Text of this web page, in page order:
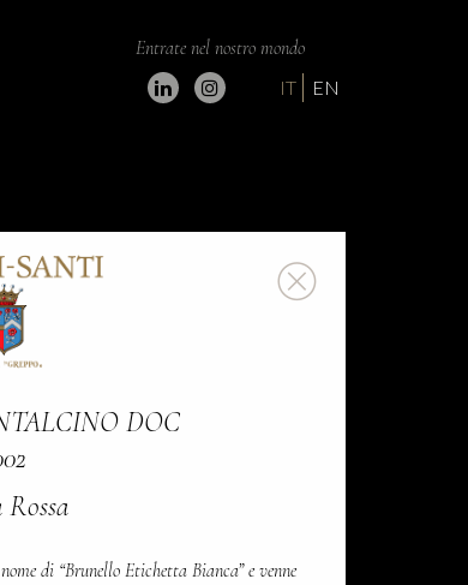
Entrate nel nostro mondo
IT EN
DOC
Rossa
di “Brunello Etichetta Bianca” e venne